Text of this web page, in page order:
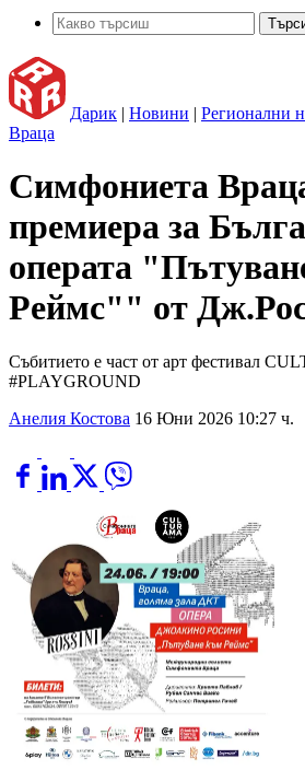
Дарик | Новини | Регионални
Враца
Симфониета
премиера за
операта
Реймс"" от
Събитието е част от арт фестивал
#PLAYGROUND
Анелия Костова 16 Юни 2026 10:27 ч.